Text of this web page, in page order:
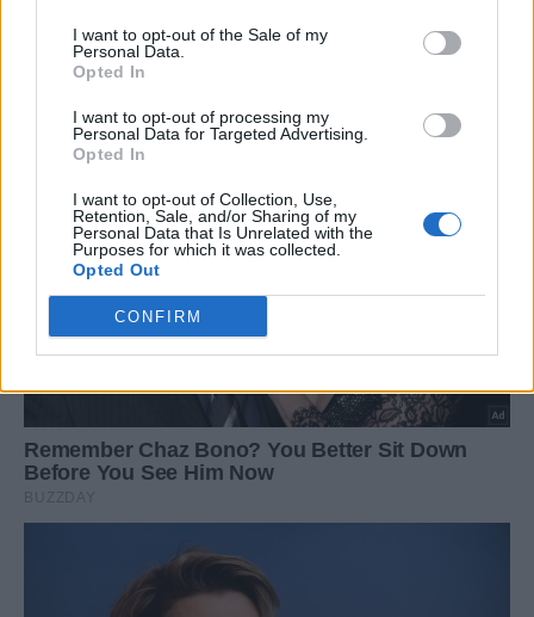
I want to opt-out of the Sale of my
Personal Data.
Opted In
I want to opt-out of processing my
Personal Data for Targeted Advertising.
Opted In
I want to opt-out of Collection, Use,
Retention, Sale, and/or Sharing of my
Personal Data that Is Unrelated with the
Purposes for which it was collected.
Opted Out
CONFIRM